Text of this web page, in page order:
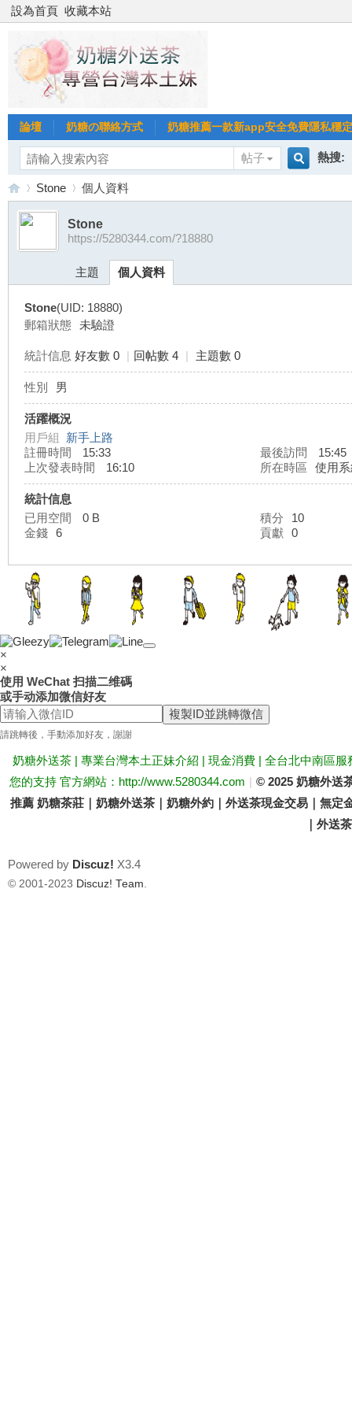
設為首頁 收藏本站
論壇 奶糖の聯絡方式 奶糖推薦一款新app安全免費隱私穩
帖子
熱搜:
台
外
送
茶
›
Stone 個人資料
Stone
https://5280344.com/?18880
主題 個人資料
Stone(UID: 18880)
郵箱狀態 未驗證
統計信息 好友數 0 | 回帖數 4 | 主題數 0
性別 男
活躍概況
用戶組 新手上路
註冊時間
15:33 最後訪問
15:45
上次發表時間
16:10 所在時區 使用
統計信息
已用空間
0 B 積分
10
金錢 6 貢獻 0
×
×
使用 WeChat 扫描二维碼
或手动添加微信好友
複製ID並跳轉微信
請跳轉後，手動添加好友，謝謝
奶糖外送茶 | 專業台灣本土正妹介紹 | 現金消費 | 全台北中南區
您的支持 官方網站：http://www.5280344.com | © 2025 奶糖外送
推薦 奶糖茶莊｜奶糖外送茶｜奶糖外約｜外送茶現金交易｜無
｜外送
Powered by Discuz! X3.4
© 2001-2023 Discuz! Team.